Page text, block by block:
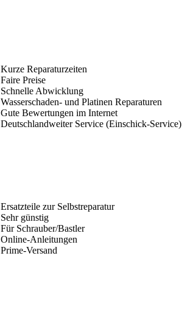
Kurze Reparaturzeiten
Faire Preise
Schnelle Abwicklung
Wasserschaden- und Platinen Reparaturen
Gute Bewertungen im Internet
Deutschlandweiter Service (Einschick-Service)
Ersatzteile zur Selbstreparatur
Sehr günstig
Für Schrauber/Bastler
Online-Anleitungen
Prime-Versand